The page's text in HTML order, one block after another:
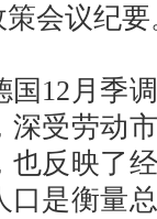
会议纪要
12月季调
受劳动
反映了
是衡量